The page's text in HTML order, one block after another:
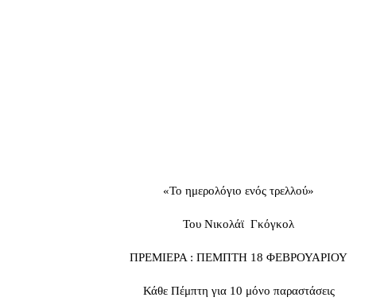
«Το ημερολόγιο ενός τρελλού»
Του Νικολάϊ Γκόγκολ
ΠΡΕΜΙΕΡΑ : ΠΕΜΠΤΗ 18 ΦΕΒΡΟΥΑΡΙΟΥ
Κάθε Πέμπτη για 10 μόνο παραστάσεις